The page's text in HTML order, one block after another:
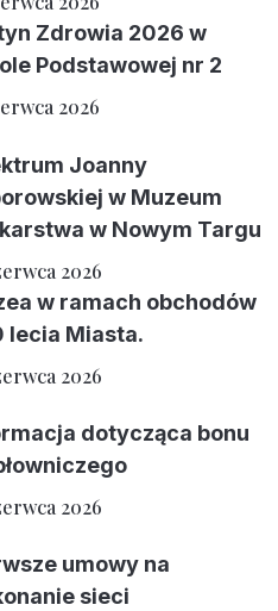
Zdrowia 2026 w
Podstawowej nr 2
2026
Joanny
w Muzeum
w Nowym Targu
2026
w ramach obchodów
lecia Miasta.
2026
dotycząca bonu
2026
umowy na
sieci